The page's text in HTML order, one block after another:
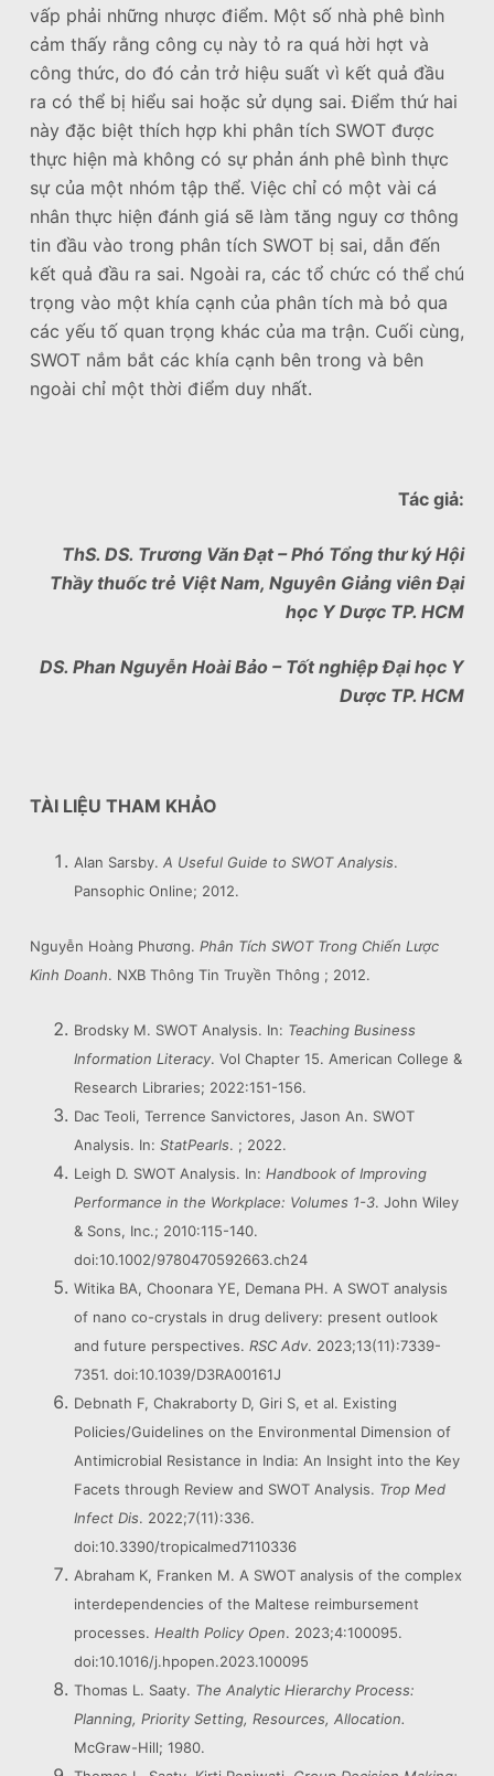
vấp phải những nhược điểm. Một số nhà phê bình
cảm thấy rằng công cụ này tỏ ra quá hời hợt và
công thức, do đó cản trở hiệu suất vì kết quả đầu
ra có thể bị hiểu sai hoặc sử dụng sai. Điểm thứ hai
này đặc biệt thích hợp khi phân tích SWOT được
thực hiện mà không có sự phản ánh phê bình thực
sự của một nhóm tập thể. Việc chỉ có một vài cá
nhân thực hiện đánh giá sẽ làm tăng nguy cơ thông
tin đầu vào trong phân tích SWOT bị sai, dẫn đến
kết quả đầu ra sai. Ngoài ra, các tổ chức có thể chú
trọng vào một khía cạnh của phân tích mà bỏ qua
các yếu tố quan trọng khác của ma trận. Cuối cùng,
SWOT nắm bắt các khía cạnh bên trong và bên
ngoài chỉ một thời điểm duy nhất.
Tác giả:
ThS. DS. Trương Văn Đạt – Phó Tổng thư ký Hội
Thầy thuốc trẻ Việt Nam, Nguyên Giảng viên Đại
học Y Dược TP. HCM
DS. Phan Nguyễn Hoài Bảo – Tốt nghiệp Đại học Y
Dược TP. HCM
TÀI LIỆU THAM KHẢO
Alan Sarsby. A Useful Guide to SWOT Analysis.
Pansophic Online; 2012.
Nguyễn Hoàng Phương. Phân Tích SWOT Trong Chiến Lược
Kinh Doanh. NXB Thông Tin Truyền Thông ; 2012.
Brodsky M. SWOT Analysis. In: Teaching Business
Information Literacy. Vol Chapter 15. American College &
Research Libraries; 2022:151-156.
Dac Teoli, Terrence Sanvictores, Jason An. SWOT
Analysis. In: StatPearls. ; 2022.
Leigh D. SWOT Analysis. In: Handbook of Improving
Performance in the Workplace: Volumes 1-3. John Wiley
& Sons, Inc.; 2010:115-140.
doi:10.1002/9780470592663.ch24
Witika BA, Choonara YE, Demana PH. A SWOT analysis
of nano co-crystals in drug delivery: present outlook
and future perspectives. RSC Adv. 2023;13(11):7339-
7351. doi:10.1039/D3RA00161J
Debnath F, Chakraborty D, Giri S, et al. Existing
Policies/Guidelines on the Environmental Dimension of
Antimicrobial Resistance in India: An Insight into the Key
Facets through Review and SWOT Analysis. Trop Med
Infect Dis. 2022;7(11):336.
doi:10.3390/tropicalmed7110336
Abraham K, Franken M. A SWOT analysis of the complex
interdependencies of the Maltese reimbursement
processes. Health Policy Open. 2023;4:100095.
doi:10.1016/j.hpopen.2023.100095
Thomas L. Saaty. The Analytic Hierarchy Process:
Planning, Priority Setting, Resources, Allocation.
McGraw-Hill; 1980.